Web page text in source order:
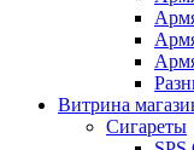
Витрина
Cигареты